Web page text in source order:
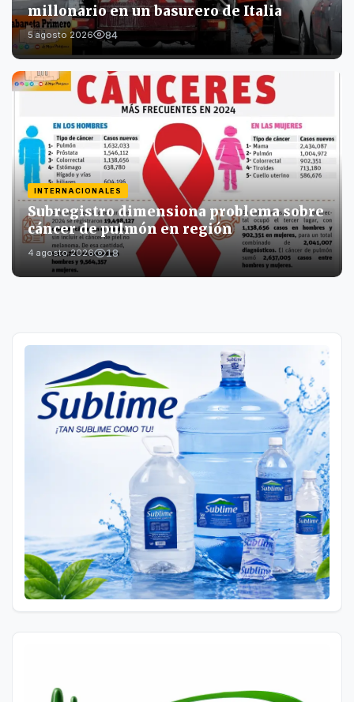
millonario en un basurero de Italia
5 agosto 2026 84
INTERNACIONALES
Subregistro dimensiona problema sobre
cáncer de pulmón en región
4 agosto 2026 18